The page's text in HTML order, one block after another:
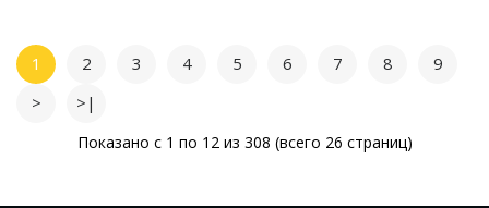
1 2 3 4 5 6 7 8
9
>
>|
Показано с 1 по 12 из 308 (всего 26 страниц)